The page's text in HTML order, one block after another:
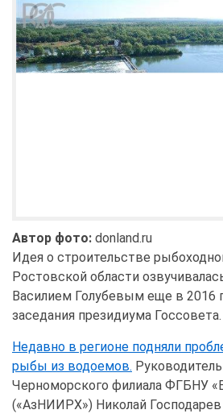
Автор фото: donland.ru
Идея о строительстве
Ростовской области
Василием Голубевым еще в 2016
заседания президиума Госсовета.
Недавно в регионе подняли
рыбы из водоемов.
Черноморского филиала ФГБНУ
(«АзНИИРХ») Николай